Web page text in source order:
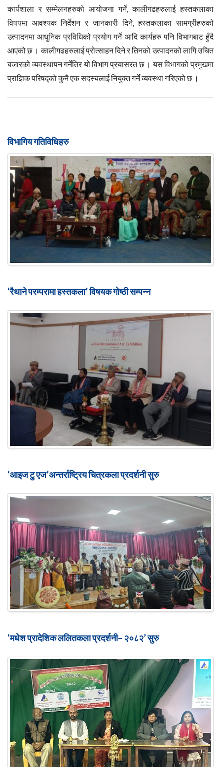
कार्यशाला र सम्मेलनहरुको आयोजना गर्ने, कालीगढहरुलाई हस्तकलाका
विषयमा आवश्यक निर्देशन र जानकारी दिने, हस्तकलाका सामग्रीहरुको
उत्पादनमा आधुनिक प्रविधिको प्रयोग गर्ने आदि कार्यहरु पनि विभागबाट हुँदै
आएको छ । कालीगढहरुलाई प्रोत्साहन दिने र तिनको उत्पादनको लागि उचित
बजारको व्यवस्थापन गर्नेतिर यो विभाग प्रयासरत छ । यस विभागको प्रमुखमा
प्राज्ञिक परिषद्को कुनै एक सदस्यलाई नियुक्त गर्ने व्यवस्था गरिएको छ ।
विभागिय गतिविधिहरु
‘रैथाने परम्परामा हस्तकला’ विषयक गोष्ठी सम्पन्न
‘आइज टु एज’अन्तर्राष्ट्रिय चित्रकला प्रदर्शनी सुरु
‘मधेश प्रादेशिक ललितकला प्रदर्शनी– २०८२’ सुरु